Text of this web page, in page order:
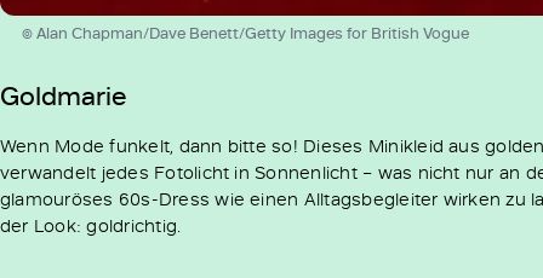
© Alan Chapman/Dave Benett/Getty Images for British Vogue
Goldmarie
Wenn Mode funkelt, dann bitte so! Dieses Minikleid aus
verwandelt jedes Fotolicht in Sonnenlicht – was nicht nur an
glamouröses 60s-Dress wie einen Alltagsbegleiter wirken zu
der Look: goldrichtig.